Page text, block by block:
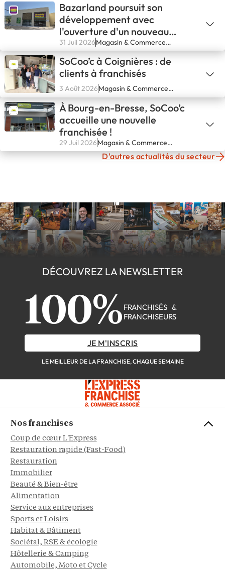
Bazarland poursuit son
développement avec
l'ouverture d'un nouveau
magasin à Solliès-Pont
31 Juil 2026Magasin & Commerce
spécialisé
SoCoo’c à Coignières : de
clients à franchisés
3 Août 2026Magasin & Commerce
spécialisé
À Bourg-en-Bresse, SoCoo’c
accueille une nouvelle
franchisée !
29 Juil 2026Magasin & Commerce
spécialisé
D'autres actualités du secteur
DÉCOUVREZ LA NEWSLETTER
100% FRANCHISÉS &
FRANCHISEURS
JE M'INSCRIS
LE MEILLEUR DE LA FRANCHISE, CHAQUE SEMAINE
Nos franchises
Coup de cœur L'Express
Restauration rapide (Fast-Food)
Restauration
Immobilier
Beauté & Bien-être
Alimentation
Service aux entreprises
Sports et Loisirs
Habitat & Bâtiment
Sociétal, RSE & écologie
Hôtellerie & Camping
Automobile, Moto et Cycle